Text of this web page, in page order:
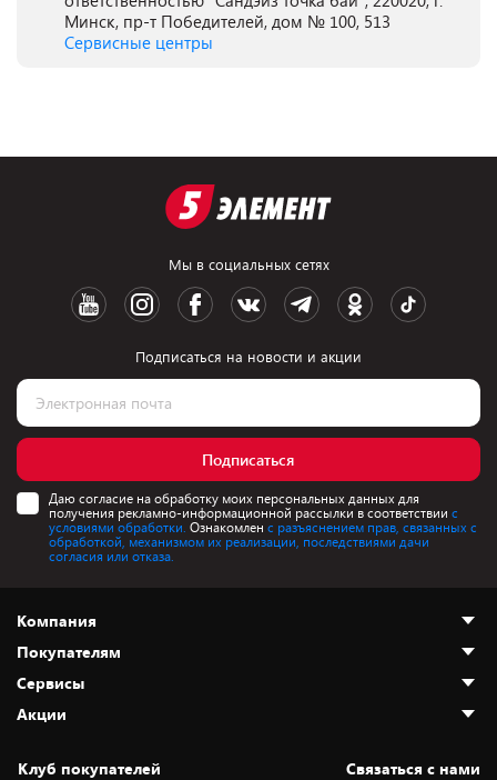
Минск, пр-т Победителей, дом № 100, 513
Сервисные центры
Мы в социальных сетях
Подписаться на новости и акции
Подписаться
Даю согласие на обработку моих персональных данных для
получения рекламно-информационной рассылки в соответствии с
условиями обработки. Ознакомлен с разъяснением прав, связанных с
обработкой, механизмом их реализации, последствиями дачи
согласия или отказа.
Компания
О нас
Адреса магазинов
Новости
Статьи и обзоры
Покупателям
Как сделать заказ
Оплата и доставка
Безналичный расчёт
Сервисы
Установка техники
Акции
Скидки и промокоды
Клуб покупателей
Cвязаться с нами